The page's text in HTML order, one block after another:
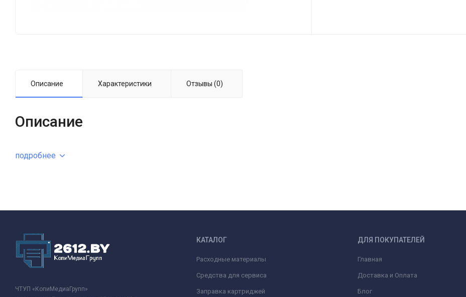
Описание Характеристики Отзывы (0)
Описание
подробнее
ЧТУП «КопиМедиаГрупп»
КАТАЛОГ
Расходные материалы
Средства для сервиса
Заправка картриджей
ДЛЯ ПОКУПАТЕЛЕЙ
Главная
Доставка и Оплата
Блог